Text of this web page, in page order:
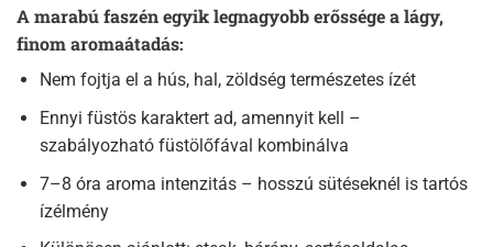
A marabú faszén egyik legnagyobb erőssége a lágy,
finom aromaátadás:
Nem fojtja el a hús, hal, zöldség természetes ízét
Ennyi füstös karaktert ad, amennyit kell –
szabályozható füstölőfával kombinálva
7–8 óra aroma intenzitás – hosszú sütéseknél is tartós
ízélmény